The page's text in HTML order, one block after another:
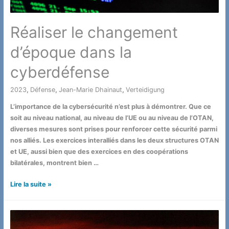
Réaliser le changement
d’époque dans la
cyberdéfense
2023, Défense, Jean-Marie Dhainaut, Verteidigung
L’importance de la cybersécurité n’est plus à démontrer. Que ce
soit au niveau national, au niveau de l’UE ou au niveau de l’OTAN,
diverses mesures sont prises pour renforcer cette sécurité parmi
nos alliés. Les exercices interalliés dans les deux structures OTAN
et UE, aussi bien que des exercices en des coopérations
bilatérales, montrent bien …
Réaliser
Lire la suite »